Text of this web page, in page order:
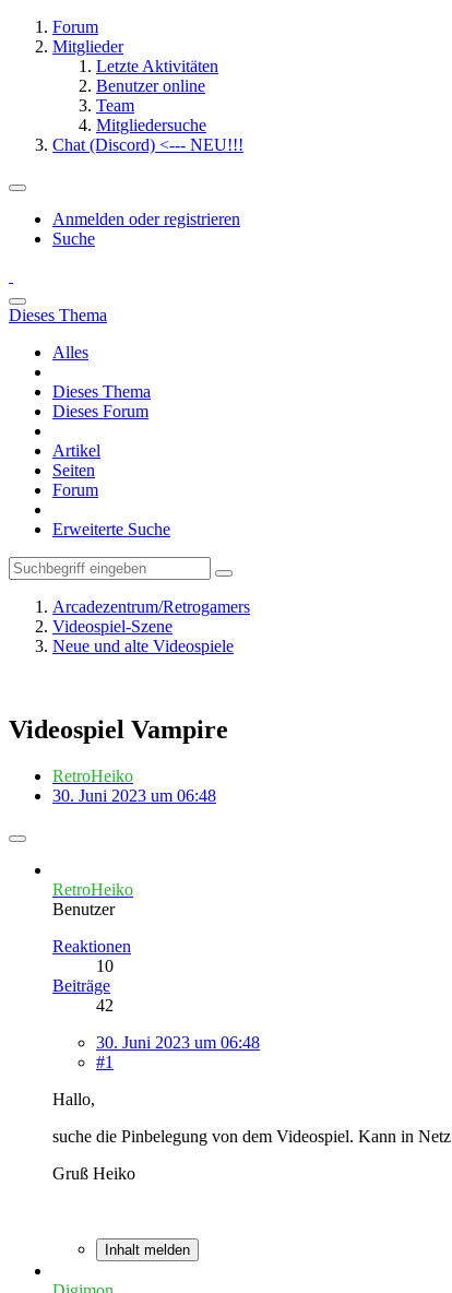
Forum
Mitglieder
Letzte Aktivitäten
Benutzer online
Team
Mitgliedersuche
Chat (Discord) <--- NEU!!!
Anmelden oder registrieren
Suche
Dieses Thema
Alles
Dieses Thema
Dieses Forum
Artikel
Seiten
Forum
Erweiterte Suche
Arcadezentrum/Retrogamers
Videospiel-Szene
Neue und alte Videospiele
Videospiel Vampire
RetroHeiko
30. Juni 2023 um 06:48
RetroHeiko
Benutzer
Reaktionen
10
Beiträge
42
30. Juni 2023 um 06:48
#1
Hallo,
suche die Pinbelegung von dem Videospiel. Kann in
Gruß Heiko
Inhalt melden